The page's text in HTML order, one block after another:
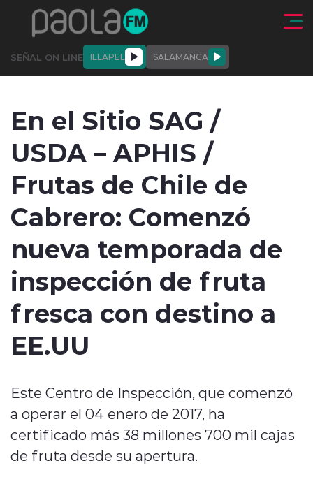
Click acá para ir directamente al contenido
SEÑAL ON LINE ILLAPEL SALAMANCA
ACTUALIDAD DEPORTES ENTREVISTAS
modo claro
En el Sitio SAG /
USDA – APHIS /
Frutas de Chile de
Cabrero: Comenzó
nueva temporada de
inspección de fruta
fresca con destino a
EE.UU
Este Centro de Inspección, que comenzó
a operar el 04 enero de 2017, ha
certificado más 38 millones 700 mil cajas
de fruta desde su apertura.